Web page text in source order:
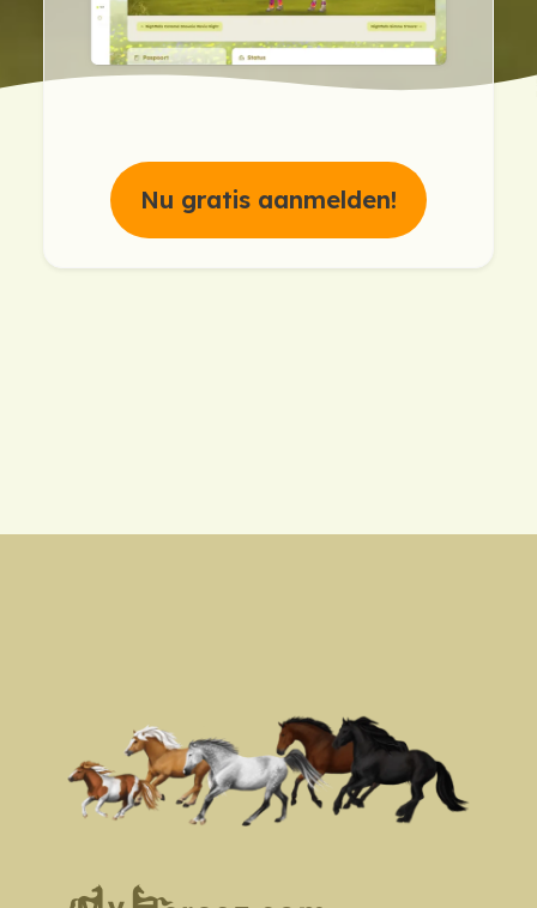
Nu gratis aanmelden!